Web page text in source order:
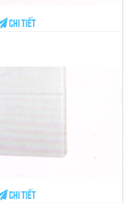
Chi tiết
Chi tiết